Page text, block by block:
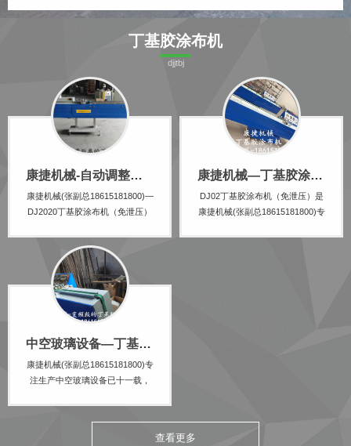
丁基胶涂布机
djjtbj
康捷机械-自动调整胶嘴距离的丁基胶涂布机DJ2020
康捷机械(张副总18615181800)—
DJ2020丁基胶涂布机（免泄压）
备，具有涂胶均匀、出胶量大、
生产效率高、操作维护方便和自
动化程度高等优点，最重要的是
实现了自动调整胶嘴距离，而且
是采用变频器控制，触屏控...
康捷机械—丁基胶涂布机DJ02（免泄压）
DJ02丁基胶涂布机（免泄压）是
康捷机械(张副总18615181800)专
中空玻璃设备—丁基胶涂布机DJ04（免泄压，变频款）
康捷机械(张副总18615181800)专
注生产中空玻璃设备已十一载，
查看更多